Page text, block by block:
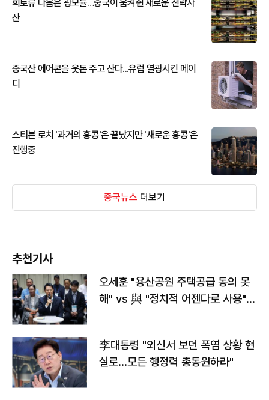
희토류 다음은 광모듈…중국이 움켜쥔 새로운 전략자
산
중국산 에어콘을 웃돈 주고 산다...유럽 열광시킨 메이
디
스티븐 로치 '과거의 홍콩'은 끝났지만 '새로운 홍콩'은
진행중
중국뉴스 더보기
추천기사
오세훈 "용산공원 주택공급 동의 못
해" vs 與 "정치적 어젠다로 사용"
李대통령 "외신서 보던 폭염 상황 현
실로…모든 행정력 총동원하라"